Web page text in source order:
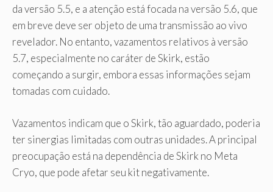
da versão 5.5, e a atenção está focada na versão 5.6, que
em breve deve ser objeto de uma transmissão ao vivo
revelador. No entanto, vazamentos relativos à versão
5.7, especialmente no caráter de Skirk, estão
começando a surgir, embora essas informações sejam
tomadas com cuidado.
Vazamentos indicam que o Skirk, tão aguardado, poderia
ter sinergias limitadas com outras unidades. A principal
preocupação está na dependência de Skirk no Meta
Cryo, que pode afetar seu kit negativamente.